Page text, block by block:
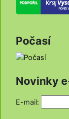
Počasí
Novinky
E-mail: